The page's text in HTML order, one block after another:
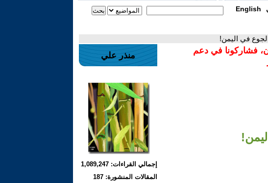
English
في اليمن!
فشاركونا في دعم
منذر علي
إجمالي القراءات: 1,089,247
المقالات المنشورة: 187